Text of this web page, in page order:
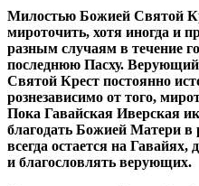
Милостью Божией Святой
мироточить, хотя иногда и
разным случаям в течение
последнюю Пасху. Верующий
Святой Крест постоянно
рознезависимо от того,
Пока Гавайская Иверская
благодать Божией Матери в
всегда остается на Гавайях,
и благословлять верующих.